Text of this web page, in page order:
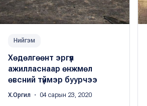
Нийгэм
Хөдөлгөөнт эргүүл
ажилласнаар өнжмөл
өвсний түймэр буурчээ
Х.Оргил ・ 04 сарын 23, 2020